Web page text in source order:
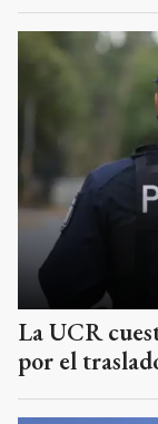
La UCR
por el